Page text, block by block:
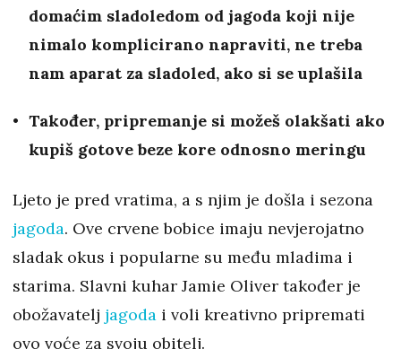
domaćim sladoledom od jagoda koji nije
nimalo komplicirano napraviti, ne treba
nam aparat za sladoled, ako si se uplašila
Također, pripremanje si možeš olakšati ako
kupiš gotove beze kore odnosno meringu
Ljeto je pred vratima, a s njim je došla i sezona
jagoda. Ove crvene bobice imaju nevjerojatno
sladak okus i popularne su među mladima i
starima. Slavni kuhar Jamie Oliver također je
obožavatelj jagoda i voli kreativno pripremati
ovo voće za svoju obitelj.